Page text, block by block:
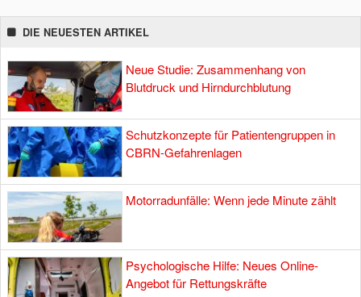
DIE NEUESTEN ARTIKEL
Neue Studie: Zusammenhang von
Blutdruck und Hirndurchblutung
Schutzkonzepte für Patientengruppen in
CBRN-Gefahrenlagen
Motorradunfälle: Wenn jede Minute zählt
Psychologische Hilfe: Neues Online-
Angebot für Rettungskräfte